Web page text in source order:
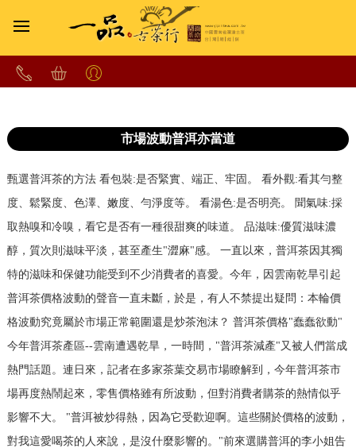
市場波動普洱亦當道
甄選普洱茶的方法 看包裝:是否緊實、端正、牢固。 看外觀:看其勻整
度、鬆緊度、色澤、嫩度、勻淨度等。 看湯色:是否明亮。 聞氣味:採
取熱嗅和冷嗅，看它是否有一種很甜爽的味道。 品滋味:優質滋味濃
醇，質次則滋味平淡，甚至產生"澀麻"感。 一直以來，普洱茶因其獨
特的滋味和保健功能受到不少消費者的喜愛。今年，因雲南乾旱引起
普洱茶價格波動的聲音一直未斷，於是，有人不禁提出疑問：本輪價
格波動究竟屬於市場正常範圍還是炒茶泡沫？ 普洱茶價格"蠢蠢欲動"
今年普洱茶產區--雲南遭遇乾旱，一時間，"普洱茶減產"又被人們當成
熱門話題。連日來，記者在多家茶葉交易市場瞭解到，今年普洱茶市
場再度熱鬧起來，零售價格雖有所波動，但對消費者購茶的熱情似乎
影響不大。 "普洱被炒得熱，因為它受歡迎啊。這些關於價格的波動，
對我這愛喝茶的人來說，是沒什麼影響的。"前來選購普洱的李小姐告